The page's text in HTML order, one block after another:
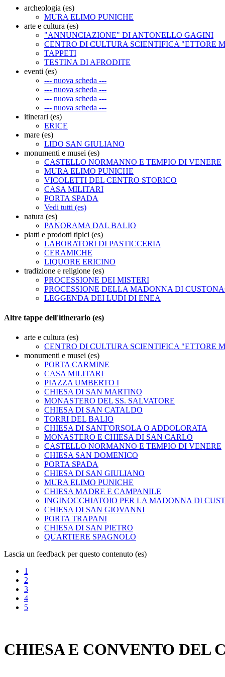
archeologia (es)
MURA ELIMO PUNICHE
arte e cultura (es)
"ANNUNCIAZIONE" DI ANTONELLO GAGINI
CENTRO DI CULTURA SCIENTIFICA "ETTORE
TAPPETI
TESTINA DI AFRODITE
eventi (es)
--- nuova scheda ---
--- nuova scheda ---
--- nuova scheda ---
--- nuova scheda ---
itinerari (es)
ERICE
mare (es)
LIDO SAN GIULIANO
monumenti e musei (es)
CASTELLO NORMANNO E TEMPIO DI VENERE
MURA ELIMO PUNICHE
VICOLETTI DEL CENTRO STORICO
CASA MILITARI
PORTA SPADA
Vedi tutti (es)
natura (es)
PANORAMA DAL BALIO
piatti e prodotti tipici (es)
LABORATORI DI PASTICCERIA
CERAMICHE
LIQUORE ERICINO
tradizione e religione (es)
PROCESSIONE DEI MISTERI
PROCESSIONE DELLA MADONNA DI
LEGGENDA DEI LUDI DI ENEA
Altre tappe dell'itinerario (es)
arte e cultura (es)
CENTRO DI CULTURA SCIENTIFICA "ETTORE
monumenti e musei (es)
PORTA CARMINE
CASA MILITARI
PIAZZA UMBERTO I
CHIESA DI SAN MARTINO
MONASTERO DEL SS. SALVATORE
CHIESA DI SAN CATALDO
TORRI DEL BALIO
CHIESA DI SANT'ORSOLA O ADDOLORATA
MONASTERO E CHIESA DI SAN CARLO
CASTELLO NORMANNO E TEMPIO DI VENERE
CHIESA SAN DOMENICO
PORTA SPADA
CHIESA DI SAN GIULIANO
MURA ELIMO PUNICHE
CHIESA MADRE E CAMPANILE
INGINOCCHIATOIO PER LA MADONNA DI
CHIESA DI SAN GIOVANNI
PORTA TRAPANI
CHIESA DI SAN PIETRO
QUARTIERE SPAGNOLO
Lascia un feedback per questo contenuto (es)
1
2
3
4
5
CHIESA E CONVENTO DEL